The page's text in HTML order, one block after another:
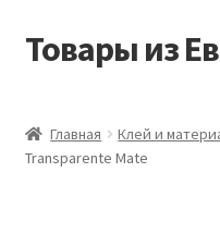
Перейти
Перейти
Товары из
Виды доставки
Главная Клей и
Transparente Mate